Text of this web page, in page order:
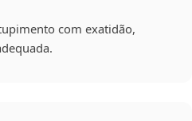
com exatidão,